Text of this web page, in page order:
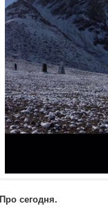
Про сегодня.